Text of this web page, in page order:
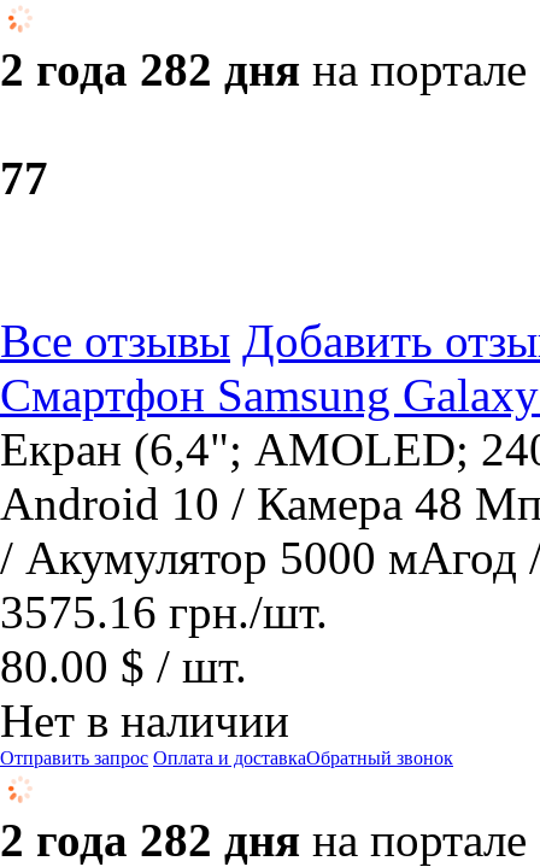
2 года 282 дня на портале
77
Все отзывы Добавить
Смартфон Samsung
Екран (6,4"; AMOLED;
Android 10 / Камера 48
/ Акумулятор 5000
3575.16 грн./шт.
80.00 $ / шт.
Нет в наличии
Отправить запрос Оплата и доставкаОбратный звонок
2 года 282 дня на портале